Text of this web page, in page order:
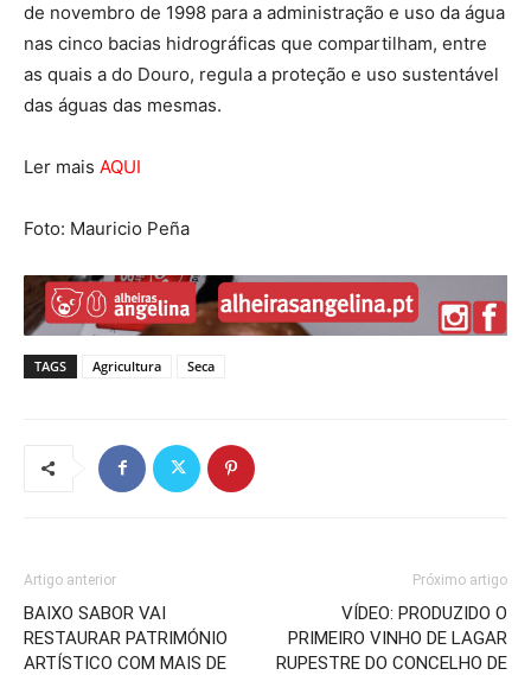
de novembro de 1998 para a administração e uso da água
nas cinco bacias hidrográficas que compartilham, entre
as quais a do Douro, regula a proteção e uso sustentável
das águas das mesmas.
Ler mais AQUI
Foto: Mauricio Peña
TAGS Agricultura Seca
Artigo anterior
BAIXO SABOR VAI
RESTAURAR PATRIMÓNIO
ARTÍSTICO COM MAIS DE
Próximo artigo
VÍDEO: PRODUZIDO O
PRIMEIRO VINHO DE LAGAR
RUPESTRE DO CONCELHO DE